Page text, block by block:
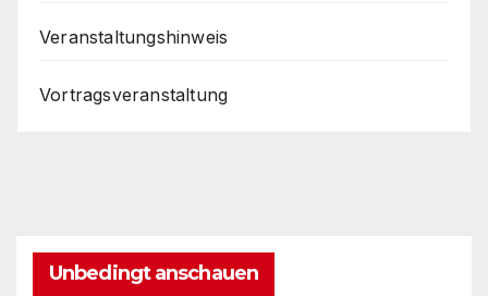
Veranstaltungshinweis
Vortragsveranstaltung
Unbedingt anschauen